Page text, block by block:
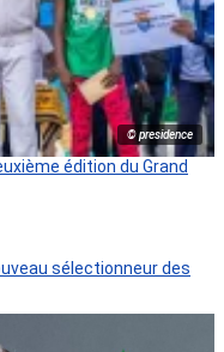
© presidence
édition du Grand
sélectionneur des